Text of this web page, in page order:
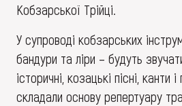
Кобзарської Трійці.
У супроводі кобзарських
бандури та ліри – будуть
історичні, козацькі пісні, канти
складали основу репертуару